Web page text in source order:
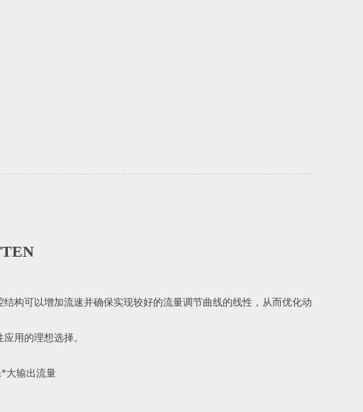
构可以增加流速并确保实现较好的流量调节曲线的线性，从而优化动
用的理想选择。
大输出流量